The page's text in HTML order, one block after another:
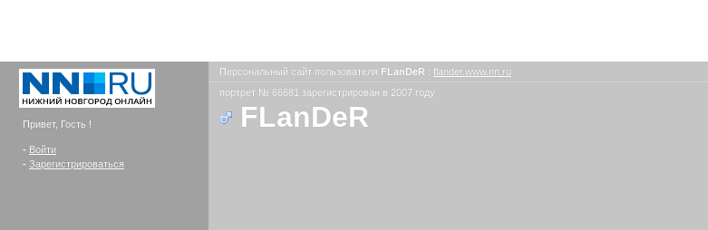
Привет, Гость !
- Войти
- Зарегистрироваться
Персональный сайт пользователя FLanDeR : flander.www.nn.ru
портрет № 66681 зарегистрирован в 2007 году
FLanDeR